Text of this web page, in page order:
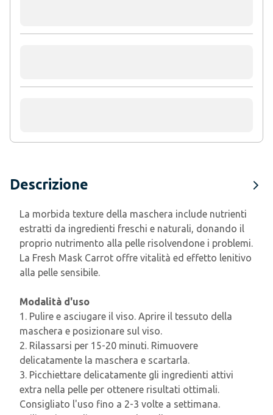
Descrizione
La morbida texture della maschera include nutrienti
estratti da ingredienti freschi e naturali, donando il
proprio nutrimento alla pelle risolvendone i problemi.
La Fresh Mask Carrot offre vitalità ed effetto lenitivo
alla pelle sensibile.
Modalità d'uso
1. Pulire e asciugare il viso. Aprire il tessuto della
maschera e posizionare sul viso.
2. Rilassarsi per 15-20 minuti. Rimuovere
delicatamente la maschera e scartarla.
3. Picchiettare delicatamente gli ingredienti attivi
extra nella pelle per ottenere risultati ottimali.
Consigliato l'uso fino a 2-3 volte a settimana.